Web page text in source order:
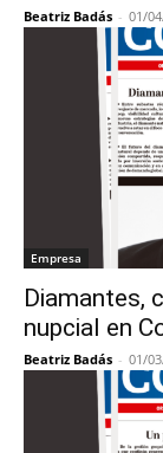
Beatriz Badás - 01/
Empresa
Diamantes,
nupcial en
Beatriz Badás - 01/